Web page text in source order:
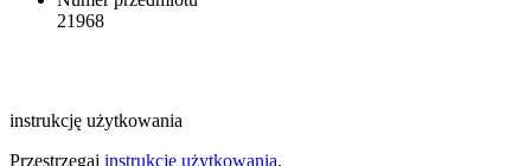
21968
instrukcję użytkowania
Przestrzegaj instrukcję użytkowania.